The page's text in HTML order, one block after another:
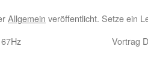
Allgemein veröffentlicht. Setze ein
Vortrag